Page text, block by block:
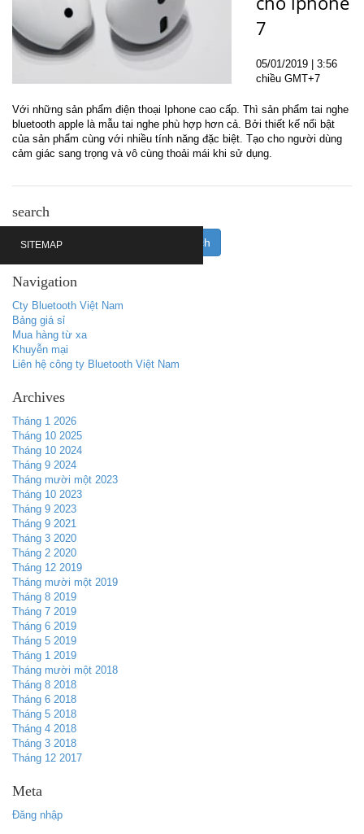
7
05/01/2019 | 3:56
chiều GMT+7
Với những sản phẩm điện thoại Iphone cao cấp. Thì sản phẩm tai nghe
bluetooth apple là mẫu tai nghe phù hợp hơn cả. Bởi thiết kế nổi bật
của sản phẩm cùng với nhiều tính năng đặc biệt. Tạo cho người dùng
cảm giác sang trọng và vô cùng thoải mái khi sử dụng.
search
Navigation
Cty Bluetooth Việt Nam
Bảng giá sỉ
Mua hàng từ xa
Khuyễn mại
Liên hệ công ty Bluetooth Việt Nam
SITEMAP
Archives
Tháng 1 2026
Tháng 10 2025
Tháng 10 2024
Tháng 9 2024
Tháng mười một 2023
Tháng 10 2023
Tháng 9 2023
Tháng 9 2021
Tháng 3 2020
Tháng 2 2020
Tháng 12 2019
Tháng mười một 2019
Tháng 8 2019
Tháng 7 2019
Tháng 6 2019
Tháng 5 2019
Tháng 1 2019
Tháng mười một 2018
Tháng 8 2018
Tháng 6 2018
Tháng 5 2018
Tháng 4 2018
Tháng 3 2018
Tháng 12 2017
Meta
Đăng nhập